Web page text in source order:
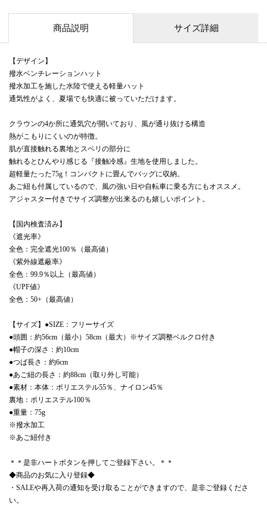
商品説明 サイズ詳細
【デザイン】
撥水ベンチレーションハット
撥水加工を施した水陸で使える軽量ハット
通気性がよく、夏場でも快適に被っていただけます。
クラウンの4か所に通気穴が開いており、風が通り抜ける構造
熱がこもりにくいのが特徴。
肌が直接触れる裏地とスベリの部分に
触れるとひんやり感じる『接触冷感』生地を使用しました。
超軽量たった75g！コンパクトに畳んでバッグに収納。
あご紐も付属しているので、風の強い日や自転車に乗る方にもオススメ。
アジャスター付きでサイズ調整が出来るのも嬉しいポイント。
【国内検査済み】
《遮光率》
全色：完全遮光100％（最高値）
《紫外線遮蔽率》
全色：99.9％以上（最高値）
《UPF値》
全色：50+（最高値）
【サイズ】●SIZE：フリーサイズ
●頭囲：約56cm（最小）58cm（最大）※サイズ調整ベルクロ付き
●帽子の深さ：約10cm
●つば長さ：約6cm
●あご紐の長さ：約88cm（取り外し可能）
●素材：本体：ポリエステル55％、ナイロン45％
裏地：ポリエステル100％
●重量：75g
※撥水加工
※あご紐付き
＊＊是非ハートボタンを押してご登録下さい。＊＊
◆商品のお気に入り登録◆
・SALEや再入荷の通知を受け取ることができますので、是非ご登録くださ
い。